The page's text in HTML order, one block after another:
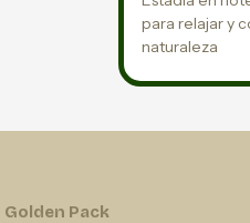
para relajar y
naturaleza
Golden Pack